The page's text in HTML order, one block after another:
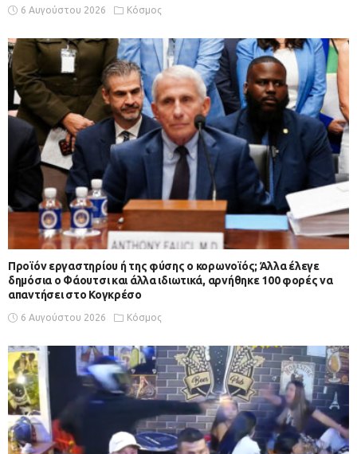
6 Αυγούστου 2026 Κόσμος
Προϊόν εργαστηρίου ή της φύσης ο κορωνοϊός; Άλλα έλεγε
δημόσια ο Φάουτσι και άλλα ιδιωτικά, αρνήθηκε 100 φορές να
απαντήσει στο Κογκρέσο
6 Αυγούστου 2026 Κόσμος